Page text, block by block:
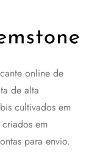
online de
de alta
cultivados em
em
para envio.